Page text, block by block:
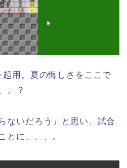
用。夏の悔しさをここで
、？
ないだろう」と思い、試合
とに、、、。